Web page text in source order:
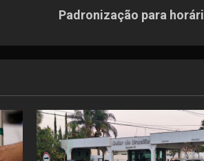
Padronização para